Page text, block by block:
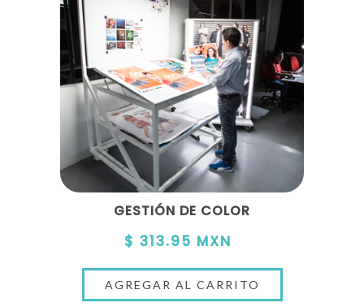
GESTIÓN DE COLOR
$ 313.95 MXN